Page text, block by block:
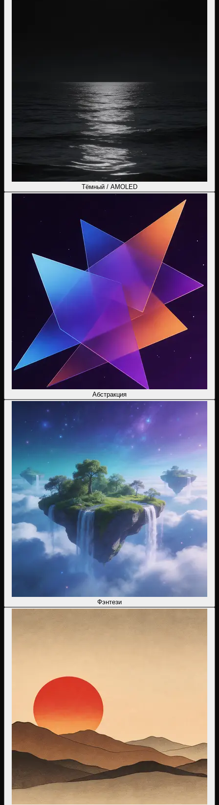
Тёмный / AMOLED
Абстракция
Фэнтези